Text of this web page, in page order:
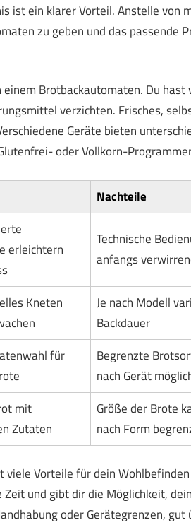
ist ein klarer Vorteil. Anstelle von
zu geben und das passende
Brotbackautomaten. Du
verzichten. Frisches,
Geräte bieten
oder Vollkorn-
Nachteile
erleichtern
Technische
anfangs
Kneten
Je nach Modell
Backdauer
für
Begrenzte
nach Gerät
mit
Zutaten
Größe der Brote
nach Form
Vorteile für dein
und gibt dir die Möglichkeit,
oder Gerätegrenzen,